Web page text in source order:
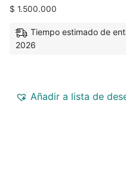
$ 1.500.000
Tiempo estimado de
2026
Añadir a lista de